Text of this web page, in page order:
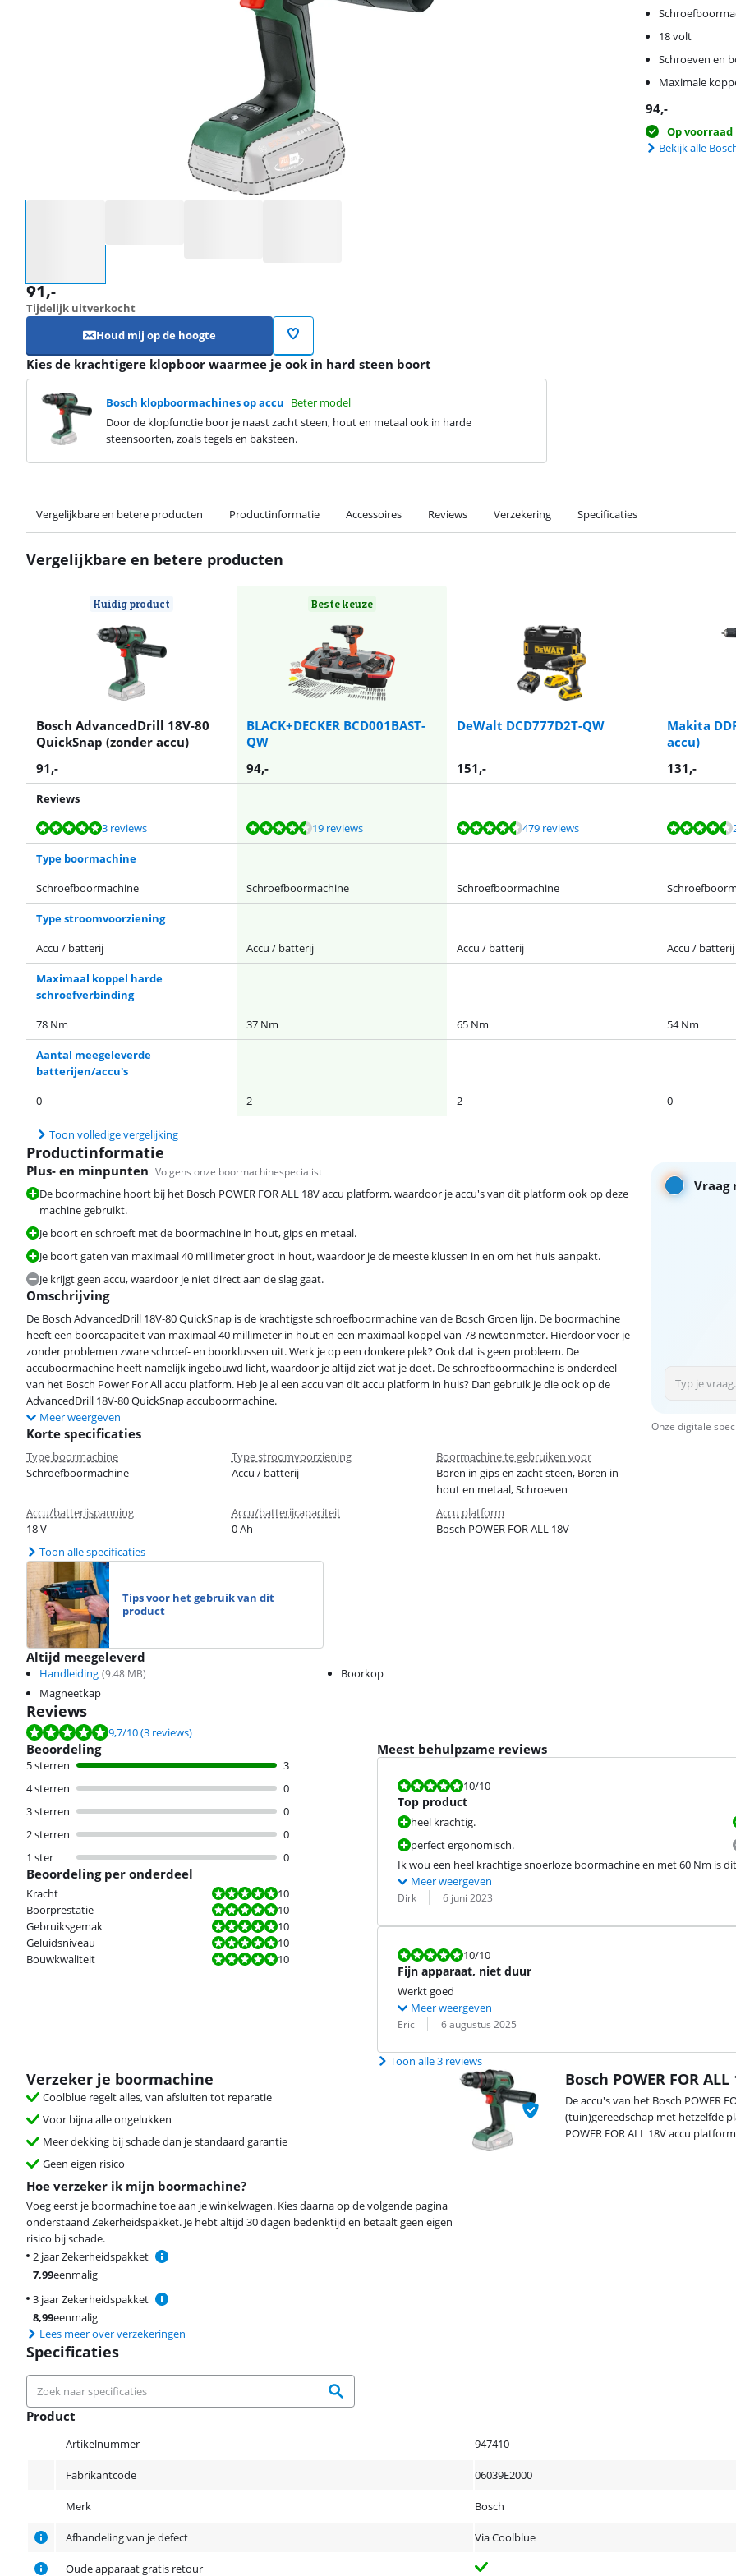
91,-
Tijdelijk uitverkocht
Houd mij op de hoogte
Kies de krachtigere klopboor waarmee je ook in hard steen boort
Bosch klopboormachines op accu Beter model
Door de klopfunctie boor je naast zacht steen, hout en metaal ook in harde
steensoorten, zoals tegels en baksteen.
18 volt
Schroeven en
Maximale
94,-
Op voorraad
Bekijk alle
Vergelijkbare en betere producten Productinformatie Accessoires Reviews Verzekering Specificaties
Vergelijkbare en betere producten
Huidig product
Bosch AdvancedDrill 18V-80
QuickSnap (zonder accu)
Beste keuze
BLACK+DECKER BCD001BAST-
QW
DeWalt DCD777D2T-QW
Makita
accu)
91,- 94,- 151,- 131,-
Reviews
Beoordeling is 9,7 van de 10, gebaseerd op 3 reviews.
3 reviews
Beoordeling is 8,5 van de 10, gebaseerd op 19 reviews. 19 reviews
Beoordeling is 9,3 van de 10, gebaseerd op 479 reviews. 479 reviews
Beoordeling is 9,1 van de 10, gebaseerd op 27 reviews.
Beoordeling is 9,5 van de 10, gebaseerd op 172 reviews.
Type boormachine
Schroefboormachine
Schroefboormachine Schroefboormachine
Type stroomvoorziening
Accu / batterij
Accu / batterij Accu / batterij Accu / batterij
Maximaal koppel harde
schroefverbinding
78 Nm
37 Nm 65 Nm 54 Nm
Aantal meegeleverde
batterijen/accu's
0
2 2 0
Toon volledige vergelijking
Productinformatie
Vraag
Onze digitale
Plus- en minpunten Volgens onze boormachinespecialist
De boormachine hoort bij het Bosch POWER FOR ALL 18V accu platform, waardoor je accu's van dit platform ook op deze
machine gebruikt.
Je boort en schroeft met de boormachine in hout, gips en metaal.
Je boort gaten van maximaal 40 millimeter groot in hout, waardoor je de meeste klussen in en om het huis aanpakt.
Je krijgt geen accu, waardoor je niet direct aan de slag gaat.
Omschrijving
De Bosch AdvancedDrill 18V-80 QuickSnap is de krachtigste schroefboormachine van de Bosch Groen lijn. De boormachine
heeft een boorcapaciteit van maximaal 40 millimeter in hout en een maximaal koppel van 78 newtonmeter. Hierdoor voer je
zonder problemen zware schroef- en boorklussen uit. Werk je op een donkere plek? Ook dat is geen probleem. De
accuboormachine heeft namelijk ingebouwd licht, waardoor je altijd ziet wat je doet. De schroefboormachine is onderdeel
van het Bosch Power For All accu platform. Heb je al een accu van dit accu platform in huis? Dan gebruik je die ook op de
AdvancedDrill 18V-80 QuickSnap accuboormachine.
Meer weergeven
Korte specificaties
Type boormachine
Schroefboormachine
Type stroomvoorziening
Accu / batterij
Boormachine te gebruiken voor
Boren in gips en zacht steen, Boren in
hout en metaal, Schroeven
Accu/batterijspanning
18 V
Accu/batterijcapaciteit
0 Ah
Accu platform
Bosch POWER FOR ALL 18V
Toon alle specificaties
Tips voor het gebruik van dit
product
Altijd meegeleverd
Handleiding (9.48 MB)
Magneetkap
Boorkop
Reviews
Beoordeling is 9,7 van de 10, gebaseerd op 3 reviews.
9,7/10(3 reviews)
Beoordeling
5 sterren
3
4 sterren
0
3 sterren
0
2 sterren
0
1 ster
0
Beoordeling per onderdeel
Kracht
Beoordeling is 10 van de 10.
10
Boorprestatie
Beoordeling is 10 van de 10.
10
Gebruiksgemak
Beoordeling is 10 van de 10.
10
Geluidsniveau
Beoordeling is 10 van de 10.
10
Bouwkwaliteit
Beoordeling is 10 van de 10. 10
Meest behulpzame reviews
Beoordeling is 10 van de 10.
10/10
Top product
heel krachtig.
perfect ergonomisch.
Ik wou een heel krachtige snoerloze boormachine en met 60 Nm is
Meer weergeven
Beoordeling door:
Dirk
Datum: 6 juni 2023
Beoordeling is 10 van de 10.
10/10
Fijn apparaat, niet duur
Werkt goed
Meer weergeven
Beoordeling door:
Eric
Datum: 6 augustus 2025
Toon alle 3 reviews
Verzeker je boormachine
Coolblue regelt alles, van afsluiten tot reparatie
Voor bijna alle ongelukken
Meer dekking bij schade dan je standaard garantie
Geen eigen risico
Hoe verzeker ik mijn boormachine?
Voeg eerst je boormachine toe aan je winkelwagen. Kies daarna op de volgende pagina
onderstaand Zekerheidspakket. Je hebt altijd 30 dagen bedenktijd en betaalt geen eigen
risico bij schade.
2 jaar Zekerheidspakket
7,99eenmalig
3 jaar Zekerheidspakket
8,99eenmalig
Lees meer over verzekeringen
Bosch POWER FOR
De accu's van het Bosch POWER
(tuin)gereedschap met hetzelfde
POWER FOR ALL 18V accu
Specificaties
Product
Artikelnummer 947410
Fabrikantcode 06039E2000
Merk Bosch
Afhandeling van je defect Via Coolblue
Oude apparaat gratis retour